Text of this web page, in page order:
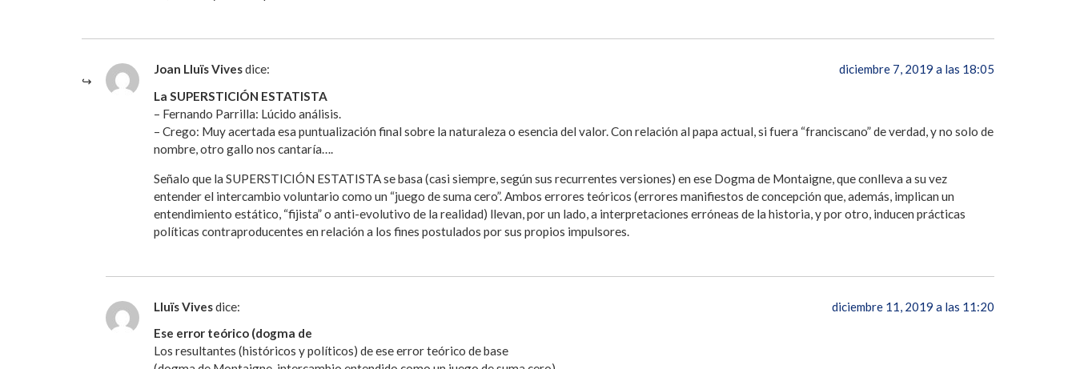
Joan Lluïs Vivesdice:
diciembre 7, 2019 a las 18:05
La SUPERSTICIÓN ESTATISTA
– Fernando Parrilla: Lúcido análisis.
– Crego: Muy acertada esa puntualización final sobre la naturaleza o esencia del valor. Con relación al papa actual, si fuera “franciscano” de verdad, y no solo de
nombre, otro gallo nos cantaría….
Señalo que la SUPERSTICIÓN ESTATISTA se basa (casi siempre, según sus recurrentes versiones) en ese Dogma de Montaigne, que conlleva a su vez
entender el intercambio voluntario como un “juego de suma cero”. Ambos errores teóricos (errores manifiestos de concepción que, además, implican un
entendimiento estático, “fijista” o anti-evolutivo de la realidad) llevan, por un lado, a interpretaciones erróneas de la historia, y por otro, inducen prácticas
políticas contraproducentes en relación a los fines postulados por sus propios impulsores.
Lluïs Vivesdice:
diciembre 11, 2019 a las 11:20
Ese error teórico (dogma de
Los resultantes (históricos y políticos) de ese error teórico de base